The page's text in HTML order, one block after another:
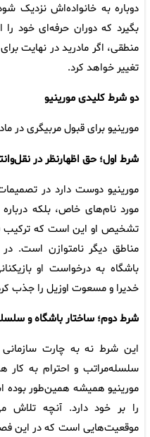
دوباره به خانواده‌اش نزدیک
بگیرد که دوران حرفه‌ای خود را
منطقی، اگر مادرید در نهایت
تغییر خواهد کرد.
دو شرط کلیدی مورینیو
مورینیو برای قبول مربیگری در
شرط اول؛ حق اظهارنظر در
مورینیو دوست دارد در تصمیمات
مورد نام‌های خاص، بلکه
تشخیص او این است که ترکیب
مناطق دیگر نامتوازن است.
باشگاه به درخواست او
خدیرا و مسعوت اوزیل را جذب
شرط دوم؛ ساختار باشگاه و
این شرط نه به چارت
سلسله‌مراتب و احترام به
مورینیو همیشه همین‌طور بوده
را بر خود دارد. آنچه تلاش
موقعیت‌هایی است که در این